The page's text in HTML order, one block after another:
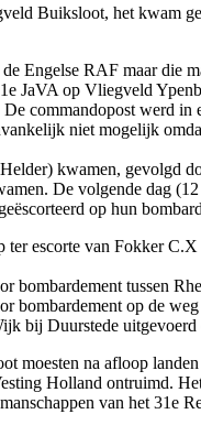
Buiksloot, het kwam
Engelse RAF maar
JaVA op Vliegveld
commandopost werd in
niet mogelijk
kwamen, gevolgd
De volgende dag
op hun
ter escorte van Fokker
tussen
op de
bij Duurstede uitgevoerd
moesten na afloop
Holland ontruimd.
van het 31e